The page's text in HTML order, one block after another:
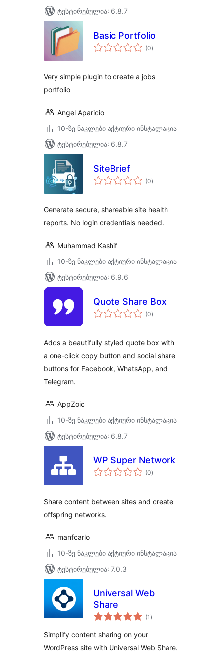
ტესტირებულია: 6.8.7
Basic Portfolio
(0საერთო
რეიტინგი
)
Very simple plugin to create a jobs
portfolio
Angel Aparicio
10-ზე ნაკლები აქტიური ინსტალაცია
ტესტირებულია: 6.8.7
SiteBrief
(0საერთო
რეიტინგი
)
Generate secure, shareable site health
reports. No login credentials needed.
Muhammad Kashif
10-ზე ნაკლები აქტიური ინსტალაცია
ტესტირებულია: 6.9.6
Quote Share Box
(0საერთო
რეიტინგი
)
Adds a beautifully styled quote box with
a one-click copy button and social share
buttons for Facebook, WhatsApp, and
Telegram.
AppZoic
10-ზე ნაკლები აქტიური ინსტალაცია
ტესტირებულია: 6.8.7
WP Super Network
(0საერთო
რეიტინგი
)
Share content between sites and create
offspring networks.
manfcarlo
10-ზე ნაკლები აქტიური ინსტალაცია
ტესტირებულია: 7.0.3
Universal Web
Share
(1 საერთო
რეიტინგი
)
Simplify content sharing on your
WordPress site with Universal Web Share.